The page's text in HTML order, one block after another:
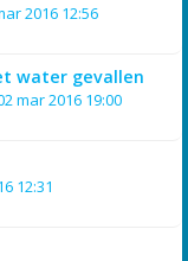
2016 12:56
water gevallen
mar 2016 19:00
12:31